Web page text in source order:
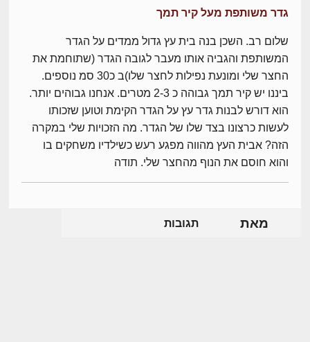
גדר משותפת מעל קיר תמך
שלום רב. השכן בנה בית עץ גדול ממדים על הגדר
המשותפת והגביה אותו מעבר לגובה הגדר (שתוחמת את
החצר שלי ומונעת נפילות לחצר שלו)ב כ30 סמ נוספים.
ביננו יש קיר תמך גבוהה כ 2-3 מטרים. אנחנו גבוהים יותר.
הוא דורש לבנות גדר עץ על הגדר הקימת וטוען שזכותו
לעשות כרצונו בצד שלו של הגדר. מה הזכויות שלי במקרה
הזה? אבית העץ מהווה מפגע רעש כשילדיו משחקים בו
והוא חוסם את הנוף מהחצר שלי. תודה
מאת תגובות